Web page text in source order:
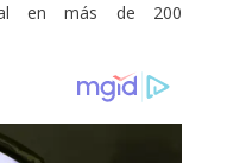
en más de 200